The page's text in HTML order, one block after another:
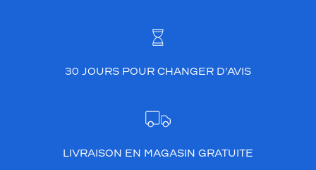
30 JOURS POUR CHANGER D’AVIS
LIVRAISON EN MAGASIN GRATUITE